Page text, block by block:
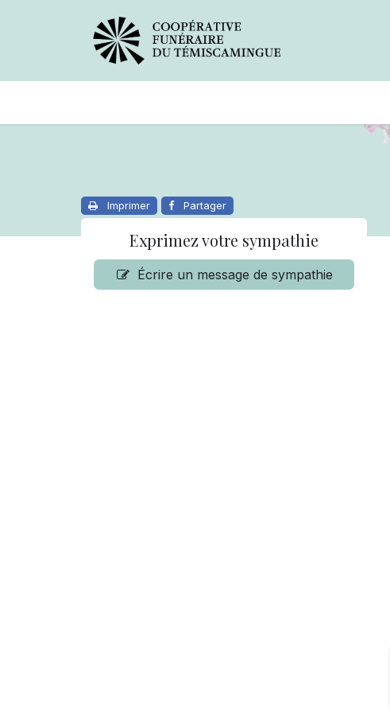
Imprimer Partager
Exprimez votre sympathie
Écrire un message de sympathie